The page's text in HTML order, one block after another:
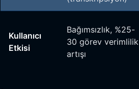
Kullanıcı
Etkisi
Bağımsızlık, %25-
30 görev verimlilik
artışı